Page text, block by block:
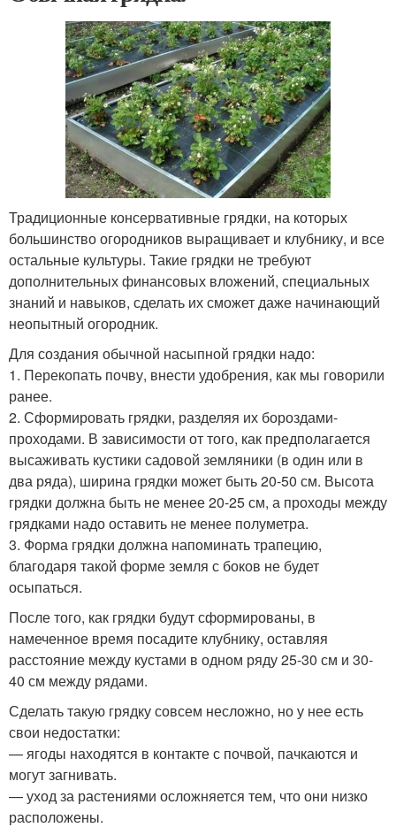
Традиционные консервативные грядки, на которых
большинство огородников выращивает и клубнику, и все
остальные культуры. Такие грядки не требуют
дополнительных финансовых вложений, специальных
знаний и навыков, сделать их сможет даже начинающий
неопытный огородник.
Для создания обычной насыпной грядки надо:
1. Перекопать почву, внести удобрения, как мы говорили
ранее.
2. Сформировать грядки, разделяя их бороздами-
проходами. В зависимости от того, как предполагается
высаживать кустики садовой земляники (в один или в
два ряда), ширина грядки может быть 20-50 см. Высота
грядки должна быть не менее 20-25 см, а проходы между
грядками надо оставить не менее полуметра.
3. Форма грядки должна напоминать трапецию,
благодаря такой форме земля с боков не будет
осыпаться.
После того, как грядки будут сформированы, в
намеченное время посадите клубнику, оставляя
расстояние между кустами в одном ряду 25-30 см и 30-
40 см между рядами.
Сделать такую грядку совсем несложно, но у нее есть
свои недостатки:
— ягоды находятся в контакте с почвой, пачкаются и
могут загнивать.
— уход за растениями осложняется тем, что они низко
расположены.